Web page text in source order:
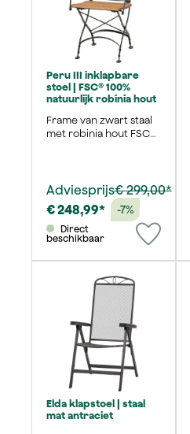
Peru III inklapbare
stoel | FSC® 100%
natuurlijk robinia hout
Frame van zwart staal
met robinia hout FSC®
Adviesprijs€ 299,00*
€ 248,99*
-7%
beschikbaar
Elda klapstoel | staal
mat antraciet